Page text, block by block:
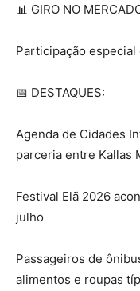
📊 GIRO NO
Participação especial
📅 DESTAQUES:
Agenda de Cidades
parceria entre Kallas
Festival Elã 2026
julho
Passageiros de
alimentos e roupas